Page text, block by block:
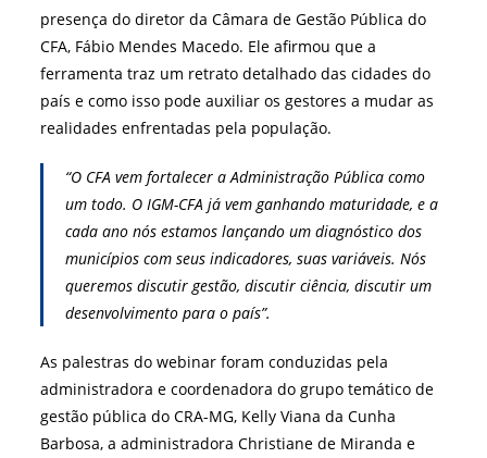
presença do diretor da Câmara de Gestão Pública do
CFA, Fábio Mendes Macedo. Ele afirmou que a
ferramenta traz um retrato detalhado das cidades do
país e como isso pode auxiliar os gestores a mudar as
realidades enfrentadas pela população.
“O CFA vem fortalecer a Administração Pública como
um todo. O IGM-CFA já vem ganhando maturidade, e a
cada ano nós estamos lançando um diagnóstico dos
municípios com seus indicadores, suas variáveis. Nós
queremos discutir gestão, discutir ciência, discutir um
desenvolvimento para o país”.
As palestras do webinar foram conduzidas pela
administradora e coordenadora do grupo temático de
gestão pública do CRA-MG, Kelly Viana da Cunha
Barbosa, a administradora Christiane de Miranda e